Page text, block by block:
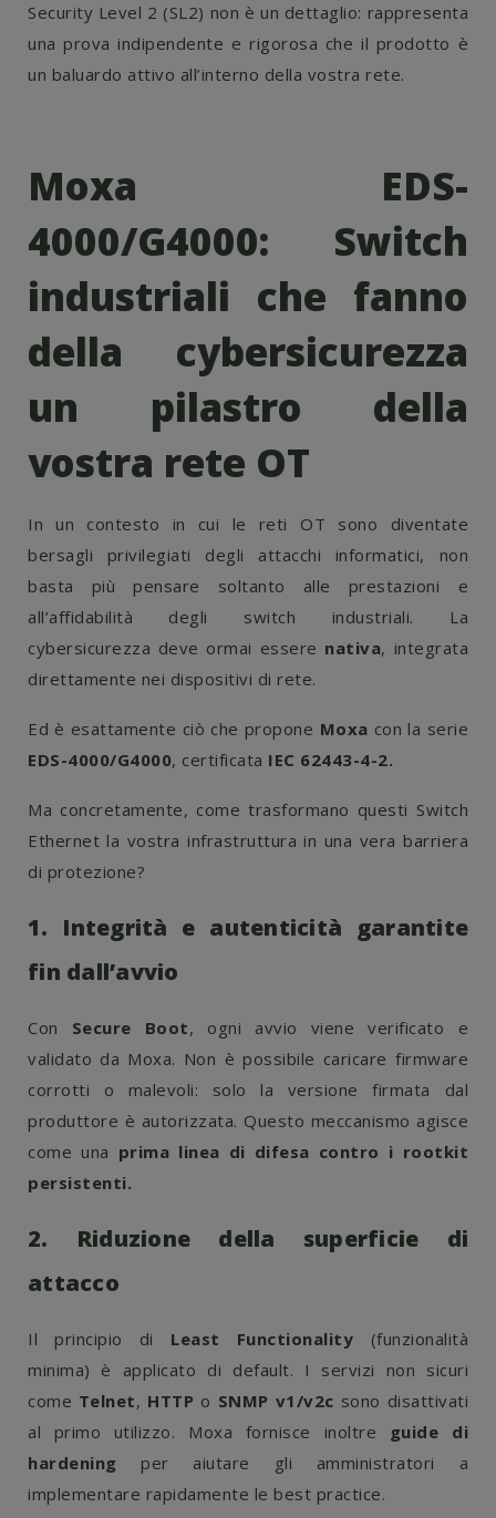
Security Level 2 (SL2) non è un dettaglio: rappresenta
una prova indipendente e rigorosa che il prodotto è
un baluardo attivo all’interno della vostra rete.
Moxa EDS-
4000/G4000: Switch
industriali che fanno
della cybersicurezza
un pilastro della
vostra rete OT
In un contesto in cui le reti OT sono diventate
bersagli privilegiati degli attacchi informatici, non
basta più pensare soltanto alle prestazioni e
all’affidabilità degli switch industriali. La
cybersicurezza deve ormai essere nativa, integrata
direttamente nei dispositivi di rete.
Ed è esattamente ciò che propone Moxa con la serie
EDS-4000/G4000, certificata IEC 62443-4-2.
Ma concretamente, come trasformano questi Switch
Ethernet la vostra infrastruttura in una vera barriera
di protezione?
1. Integrità e autenticità garantite
fin dall’avvio
Con Secure Boot, ogni avvio viene verificato e
validato da Moxa. Non è possibile caricare firmware
corrotti o malevoli: solo la versione firmata dal
produttore è autorizzata. Questo meccanismo agisce
come una prima linea di difesa contro i rootkit
persistenti.
2. Riduzione della superficie di
attacco
Il principio di Least Functionality (funzionalità
minima) è applicato di default. I servizi non sicuri
come Telnet, HTTP o SNMP v1/v2c sono disattivati
al primo utilizzo. Moxa fornisce inoltre guide di
hardening per aiutare gli amministratori a
implementare rapidamente le best practice.